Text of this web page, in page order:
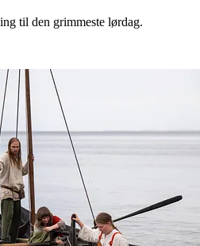
til den grimmeste lørdag.